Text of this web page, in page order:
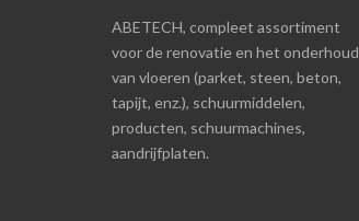
ABETECH, compleet assortiment
voor de renovatie en het onderhoud
van vloeren (parket, steen, beton,
tapijt, enz.), schuurmiddelen,
producten, schuurmachines,
aandrijfplaten.